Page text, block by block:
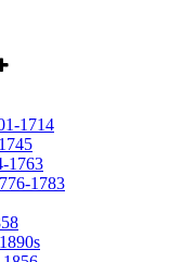
1714
1763
1783